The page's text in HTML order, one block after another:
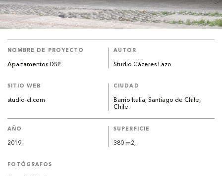
NOMBRE DE PROYECTO
Apartamentos DSP
AUTOR
Studio Cáceres Lazo
SITIO WEB
studio-cl.com
CIUDAD
Barrio Italia, Santiago de Chile,
Chile
AÑO
2019
SUPERFICIE
380 m2,
FOTÓGRAFOS